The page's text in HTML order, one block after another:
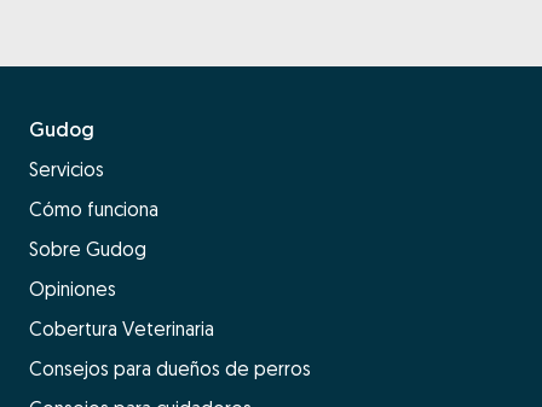
Gudog
Servicios
Cómo funciona
Sobre Gudog
Opiniones
Cobertura Veterinaria
Consejos para dueños de perros